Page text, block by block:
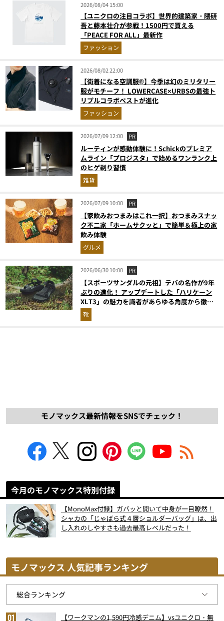
2026/08/04 15:00
【ユニクロの注目コラボ】世界的建築家・隈研
吾と藤本壮介が参戦！1500円で買える
「PEACE FOR ALL」最新作
ファッション
2026/08/02 22:00
【街着になる空調服®】今季は幻のミリタリー
服がモチーフ！ LOWERCASE×URBSの最強ト
リプルコラボベストが進化
ファッション
2026/07/09 12:00 PR
ルーティンが感動体験に！Schickのプレミア
ムライン「プロジスタ」で始めるワンランク上
のヒゲ剃り習慣
雑貨
2026/07/09 10:00 PR
【家飲みおつまみはこれ一択】おつまみスナッ
ク不二家「ホームサクッと」で簡単＆極上の家
飲み体験
グルメ
2026/06/30 10:00 PR
【スポーツサンダルの元祖】テバの名作が9年
ぶりの進化！ アップデートした「ハリケーン
XLT3」の魅力を識者があらゆる角度から徹底
解説！
靴
モノマックス最新情報をSNSでチェック！
今月のモノマックス特別付録
【MonoMax付録】ガバッと開いて中身が一目瞭然！
シャカの「じゃばら式４層ショルダーバッグ」は、出
し入れのしやすさも過去最高レベルだった！
モノマックス 人気記事ランキング
【ワークマンの1,590円冷感デニム】vsユニクロ・無